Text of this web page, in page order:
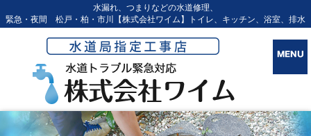
水漏れ、つまりなどの水道修理、
緊急・夜間 松戸・柏・市川【株式会社ワイム】トイレ、キッチン、浴室、排水